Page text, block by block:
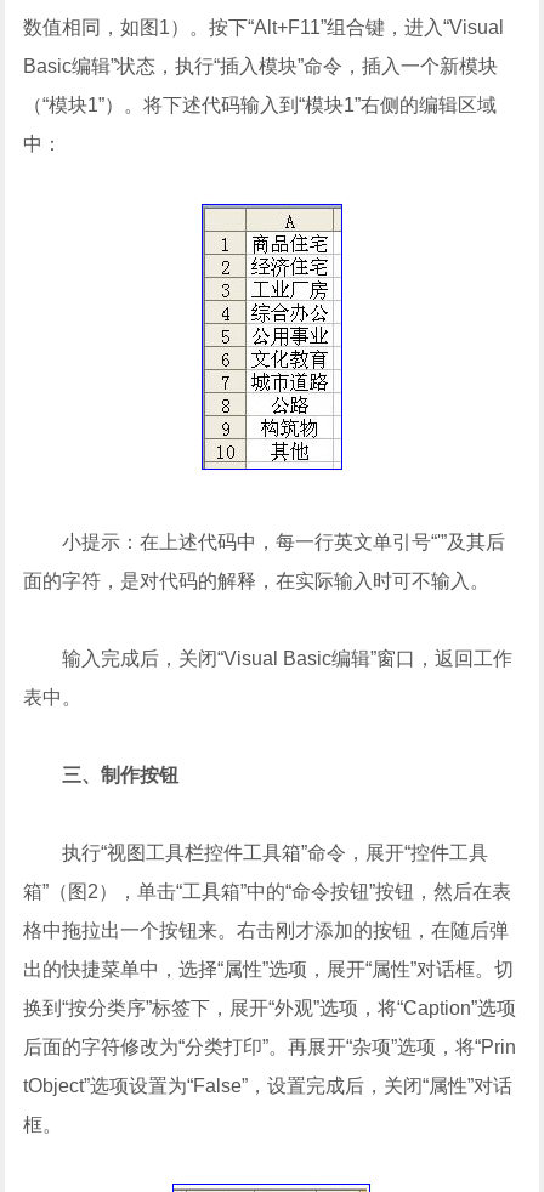
数值相同，如图1）。按下“Alt+F11”组合键，进入“Visual
Basic编辑”状态，执行“插入模块”命令，插入一个新模块
（“模块1”）。将下述代码输入到“模块1”右侧的编辑区域
中：
小提示：在上述代码中，每一行英文单引号“'”及其后
面的字符，是对代码的解释，在实际输入时可不输入。
输入完成后，关闭“Visual Basic编辑”窗口，返回工作
表中。
三、制作按钮
执行“视图工具栏控件工具箱”命令，展开“控件工具
箱”（图2），单击“工具箱”中的“命令按钮”按钮，然后在表
格中拖拉出一个按钮来。右击刚才添加的按钮，在随后弹
出的快捷菜单中，选择“属性”选项，展开“属性”对话框。切
换到“按分类序”标签下，展开“外观”选项，将“Caption”选项
后面的字符修改为“分类打印”。再展开“杂项”选项，将“Prin
tObject”选项设置为“False”，设置完成后，关闭“属性”对话
框。